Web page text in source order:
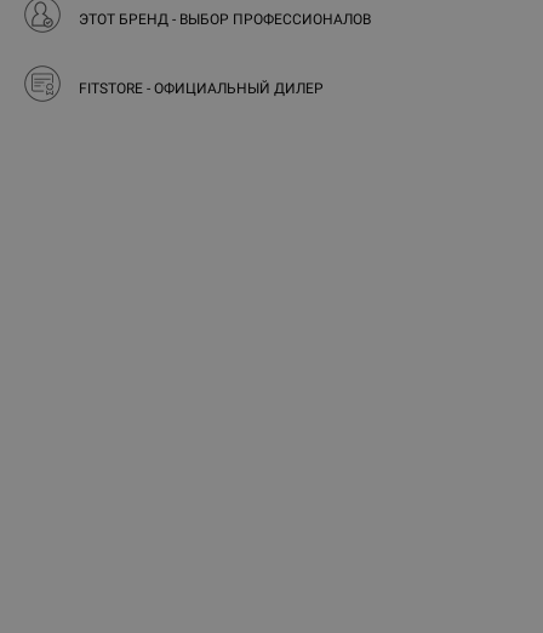
ЭТОТ БРЕНД - ВЫБОР ПРОФЕССИОНАЛОВ
FITSTORE - ОФИЦИАЛЬНЫЙ ДИЛЕР